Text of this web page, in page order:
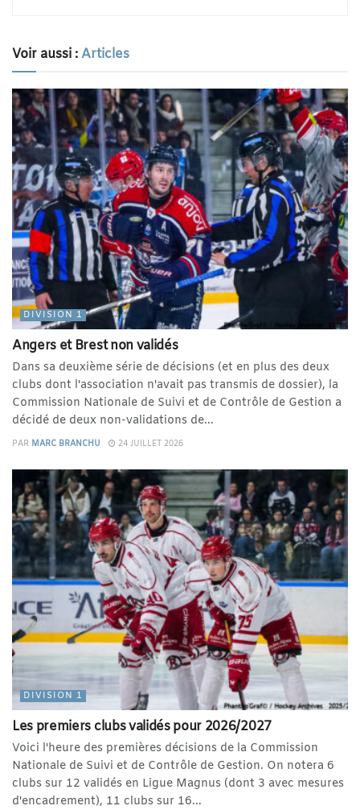
Voir aussi :Articles
DIVISION 1
Angers et Brest non validés
Dans sa deuxième série de décisions (et en plus des deux
clubs dont l'association n'avait pas transmis de dossier), la
Commission Nationale de Suivi et de Contrôle de Gestion a
décidé de deux non-validations de...
PAR MARC BRANCHU 24 JUILLET 2026
DIVISION 1
Les premiers clubs validés pour 2026/2027
Voici l'heure des premières décisions de la Commission
Nationale de Suivi et de Contrôle de Gestion. On notera 6
clubs sur 12 validés en Ligue Magnus (dont 3 avec mesures
d'encadrement), 11 clubs sur 16...